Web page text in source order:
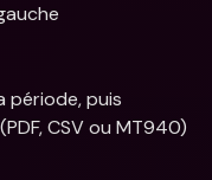
période, puis
CSV ou MT940)